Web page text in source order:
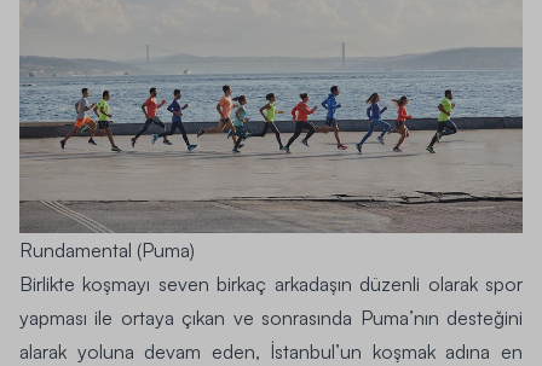
Rundamental (Puma)
Birlikte koşmayı seven birkaç arkadaşın düzenli olarak spor
yapması ile ortaya çıkan ve sonrasında Puma’nın desteğini
alarak yoluna devam eden, İstanbul’un koşmak adına en